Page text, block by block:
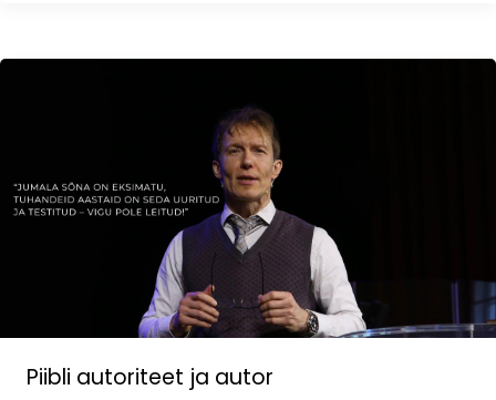
Piibli autoriteet ja autor